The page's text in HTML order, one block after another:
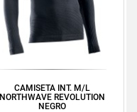
CAMISETA INT. M/L
NORTHWAVE REVOLUTION
NEGRO